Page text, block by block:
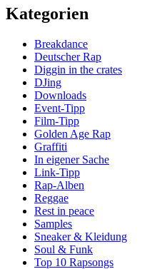
Kategorien
Breakdance
Deutscher Rap
Diggin in the crates
DJing
Downloads
Event-Tipp
Film-Tipp
Golden Age Rap
Graffiti
In eigener Sache
Link-Tipp
Rap-Alben
Reggae
Rest in peace
Samples
Sneaker & Kleidung
Soul & Funk
Top 10 Rapsongs